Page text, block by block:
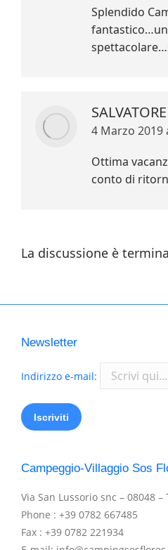
Splendido
says:
4 Marzo 2019
Ottima
conto di
La discussione è
Newsletter
Indirizzo e-mail:
Campeggio-Villaggio Sos
Via San Lussorio snc – 08048 –
Phone : +39 0782 667485
Fax : +39 0782 221934